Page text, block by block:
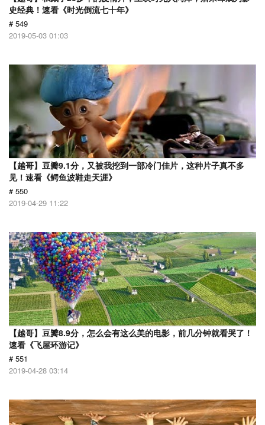
史经典！速看《时光倒流七十年》
# 549
2019-05-03 01:03
【越哥】豆瓣9.1分，又被我挖到一部冷门佳片，这种片子真不多
见！速看《鳄鱼波鞋走天涯》
# 550
2019-04-29 11:22
【越哥】豆瓣8.9分，怎么会有这么美的电影，前几分钟就看哭了！
速看《飞屋环游记》
# 551
2019-04-28 03:14